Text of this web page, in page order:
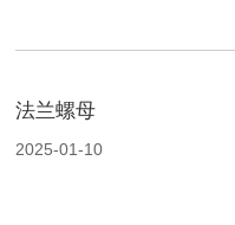
法兰螺母
2025-01-10